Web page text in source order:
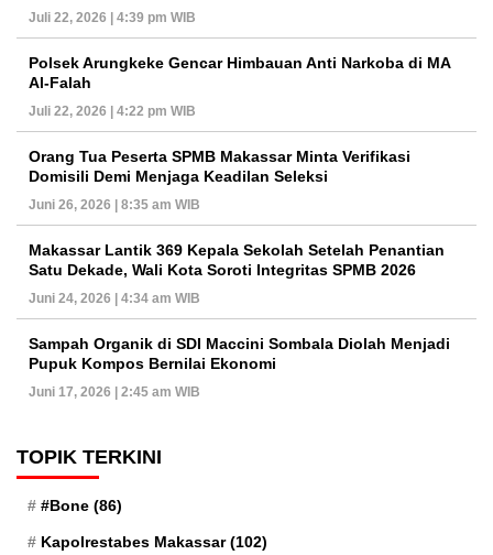
Juli 22, 2026 | 4:39 pm WIB
Polsek Arungkeke Gencar Himbauan Anti Narkoba di MA
Al-Falah
Juli 22, 2026 | 4:22 pm WIB
Orang Tua Peserta SPMB Makassar Minta Verifikasi
Domisili Demi Menjaga Keadilan Seleksi
Juni 26, 2026 | 8:35 am WIB
Makassar Lantik 369 Kepala Sekolah Setelah Penantian
Satu Dekade, Wali Kota Soroti Integritas SPMB 2026
Juni 24, 2026 | 4:34 am WIB
Sampah Organik di SDI Maccini Sombala Diolah Menjadi
Pupuk Kompos Bernilai Ekonomi
Juni 17, 2026 | 2:45 am WIB
TOPIK TERKINI
#Bone (86)
Kapolrestabes Makassar(102)